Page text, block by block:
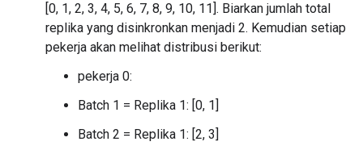
[0, 1, 2, 3, 4, 5, 6, 7, 8, 9, 10, 11]. Biarkan jumlah total
replika yang disinkronkan menjadi 2. Kemudian setiap
pekerja akan melihat distribusi berikut:
pekerja 0:
Batch 1 = Replika 1: [0, 1]
Batch 2 = Replika 1: [2, 3]